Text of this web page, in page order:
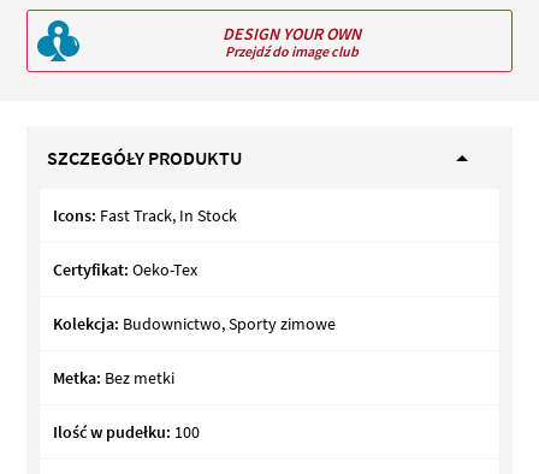
DESIGN YOUR OWN
Przejdź do image club
SZCZEGÓŁY PRODUKTU
Icons: Fast Track, In Stock
Certyfikat: Oeko-Tex
Kolekcja: Budownictwo, Sporty zimowe
Metka: Bez metki
Ilość w pudełku: 100